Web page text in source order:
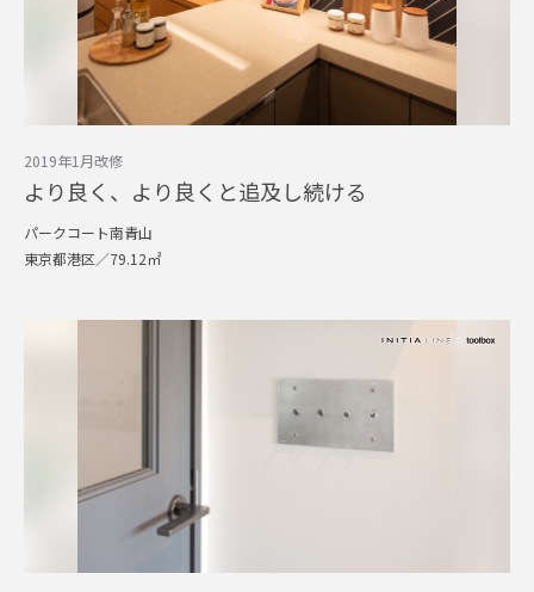
2019年1月改修
より良く、より良くと追及し続ける
パークコート南青山
東京都港区／79.12㎡